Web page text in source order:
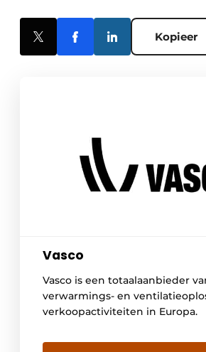
Kopieer
Vasco
Vasco is een totaalaanbieder
verwarmings- en
verkoopactiviteiten in Europa.